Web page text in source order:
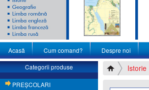
Acasă Cum comand? Despre noi
Categorii produse
PREŞCOLARI
Istorie